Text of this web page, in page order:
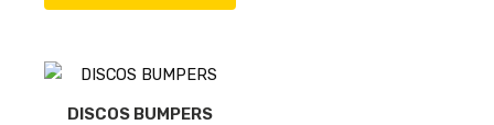
DISCOS BUMPERS